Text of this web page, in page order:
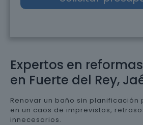
Expertos en
en Fuerte del Rey,
Renovar un baño sin planificación
en un caos de imprevistos,
innecesarios.